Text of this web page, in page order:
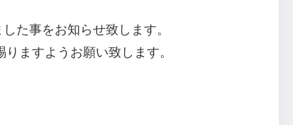
た事をお知らせ致します。
ますようお願い致します。